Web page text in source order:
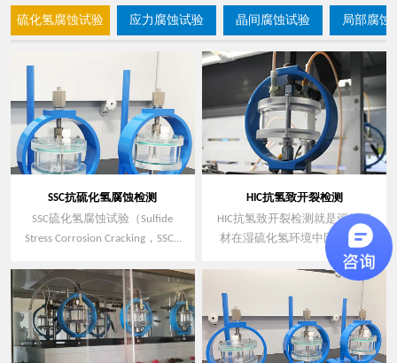
硫化氢腐蚀试验 应力腐蚀试验 晶间腐蚀试验 局部腐蚀
SSC抗硫化氢腐蚀检测
SSC硫化氢腐蚀试验（Sulfide
Stress Corrosion Cracking，SSCC
的一个特殊类型，但与通常所
说的应力腐蚀有所区别，在通
常所说的应力腐蚀中，环境所
起的作用是以阳极溶解为主，
而SSC则是以阴极充氢为主。
HIC抗氢致开裂检测
HIC抗氢致开裂检测就是评估钢
材在湿硫化氢环境中因材料腐
蚀产生氢的吸收而发生开裂的